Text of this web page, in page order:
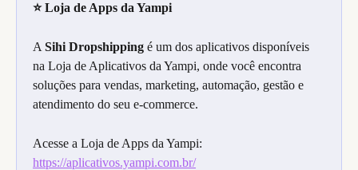
⭐ Loja de Apps da Yampi
A Sihi Dropshipping é um dos aplicativos disponíveis
na Loja de Aplicativos da Yampi, onde você encontra
soluções para vendas, marketing, automação, gestão e
atendimento do seu e-commerce.
Acesse a Loja de Apps da Yampi:
https://aplicativos.yampi.com.br/